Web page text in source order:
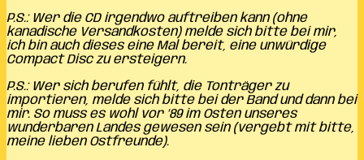
P.S.: Wer die CD irgendwo auftreiben kann (ohne
kanadische Versandkosten) melde sich bitte bei mir,
ich bin auch dieses eine Mal bereit, eine unwürdige
Compact Disc zu ersteigern.
P.S.: Wer sich berufen fühlt, die Tonträger zu
importieren, melde sich bitte bei der Band und dann bei
mir. So muss es wohl vor ’89 im Osten unseres
wunderbaren Landes gewesen sein (vergebt mit bitte,
meine lieben Ostfreunde).